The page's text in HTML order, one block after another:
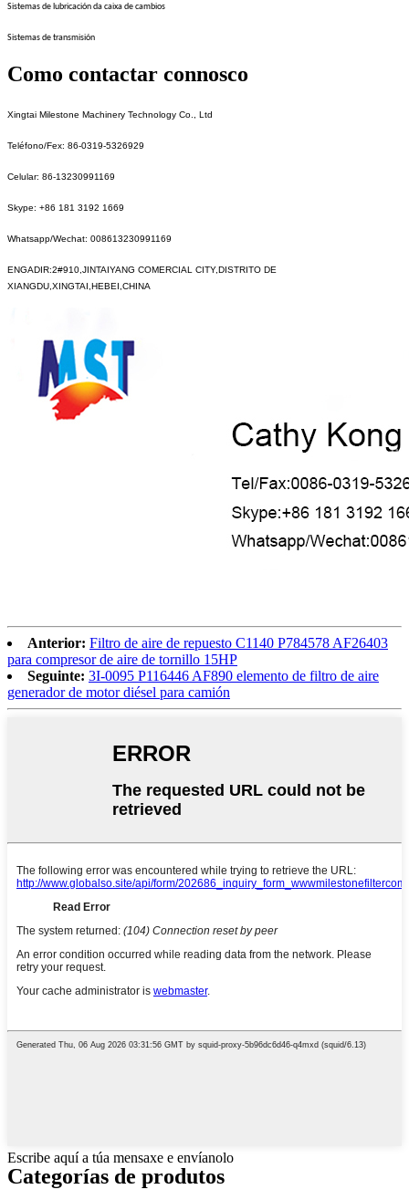
Sistemas de lubricación da caixa de cambios
Sistemas de transmisión
Como contactar connosco
Xingtai Milestone Machinery Technology Co., Ltd
Teléfono/Fex: 86-0319-5326929
Celular: 86-13230991169
Skype: +86 181 3192 1669
Whatsapp/Wechat: 008613230991169
ENGADIR:2#910,JINTAIYANG COMERCIAL CITY,DISTRITO DE
XIANGDU,XINGTAI,HEBEI,CHINA
Anterior: Filtro de aire de repuesto C1140 P784578 AF26403
para compresor de aire de tornillo 15HP
Seguinte: 3I-0095 P116446 AF890 elemento de filtro de aire
generador de motor diésel para camión
Escribe aquí a túa mensaxe e envíanolo
Categorías de produtos